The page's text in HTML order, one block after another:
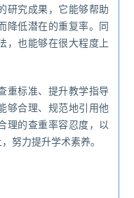
研究成果，它能够帮助
降低潜在的重复率。同
，也能够在很大程度上
重标准、提升教学指导
够合理、规范地引用他
理的查重率容忍度，以
努力提升学术素养。